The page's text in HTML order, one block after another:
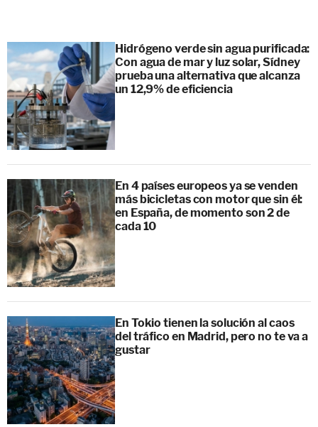
Hidrógeno verde sin agua purificada:
Con agua de mar y luz solar, Sídney
prueba una alternativa que alcanza
un 12,9% de eficiencia
En 4 países europeos ya se venden
más bicicletas con motor que sin él:
en España, de momento son 2 de
cada 10
En Tokio tienen la solución al caos
del tráfico en Madrid, pero no te va a
gustar